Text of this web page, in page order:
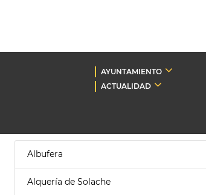
AYUNTAMIENTO
ACTUALIDAD
Albufera
Alquería de Solache